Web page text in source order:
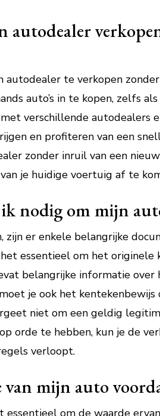
autodealer
autodealer te verkopen
auto’s in te kopen, zelfs
verschillende autodealers
en profiteren van een
zonder inruil van een
je huidige voertuig af te
nodig om mijn
er enkele belangrijke
essentieel om het
belangrijke informatie
je ook het
niet om een geldig
orde te hebben, kun je de
verloopt.
van mijn auto
om de waarde